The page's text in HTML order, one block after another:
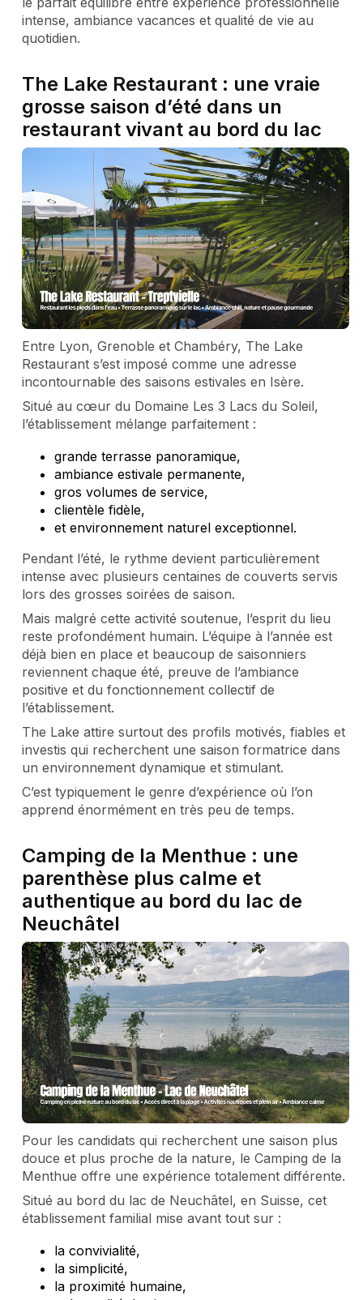
intense, ambiance vacances et qualité de vie au
quotidien.
The Lake Restaurant : une vraie
grosse saison d’été dans un
restaurant vivant au bord du lac
Entre Lyon, Grenoble et Chambéry, The Lake
Restaurant s’est imposé comme une adresse
incontournable des saisons estivales en Isère.
Situé au cœur du Domaine Les 3 Lacs du Soleil,
l’établissement mélange parfaitement :
grande terrasse panoramique,
ambiance estivale permanente,
gros volumes de service,
clientèle fidèle,
et environnement naturel exceptionnel.
Pendant l’été, le rythme devient particulièrement
intense avec plusieurs centaines de couverts servis
lors des grosses soirées de saison.
Mais malgré cette activité soutenue, l’esprit du lieu
reste profondément humain. L’équipe à l’année est
déjà bien en place et beaucoup de saisonniers
reviennent chaque été, preuve de l’ambiance
positive et du fonctionnement collectif de
l’établissement.
The Lake attire surtout des profils motivés, fiables et
investis qui recherchent une saison formatrice dans
un environnement dynamique et stimulant.
C’est typiquement le genre d’expérience où l’on
apprend énormément en très peu de temps.
Camping de la Menthue : une
parenthèse plus calme et
authentique au bord du lac de
Neuchâtel
Pour les candidats qui recherchent une saison plus
douce et plus proche de la nature, le Camping de la
Menthue offre une expérience totalement différente.
Situé au bord du lac de Neuchâtel, en Suisse, cet
établissement familial mise avant tout sur :
la convivialité,
la simplicité,
la proximité humaine,